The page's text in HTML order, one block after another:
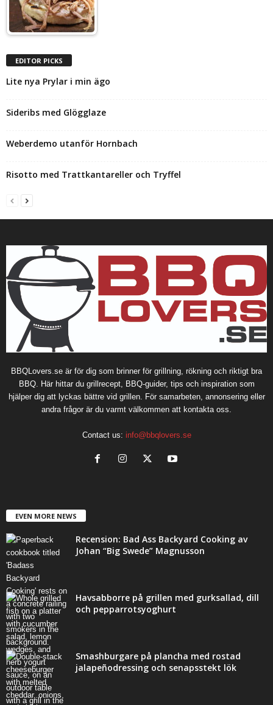
EDITOR PICKS
Lite nya Prylar i min ägo
Sideribs med Glögglaze
Weberdemo utanför Hornbach
Risotto med Trattkantareller och Tryffel
BBQLovers.se är för dig som brinner för grillning, rökning och riktigt bra
BBQ. Här hittar du grillrecept, BBQ-guider, tips och inspiration som
hjälper dig att lyckas bättre vid grillen. För samarbeten, annonsering eller
andra frågor är du varmt välkommen att kontakta oss.
Contact us: info@bbqlovers.se
EVEN MORE NEWS
Recension: Bad Ass Backyard Cooking av
Johan “Big Swede” Magnusson
Havsabborre på grillen med gurksallad, dill
och pepparrotsyoghurt
Smashburgare på plancha med rostad
jalapeñodressing och senapsstekt lök